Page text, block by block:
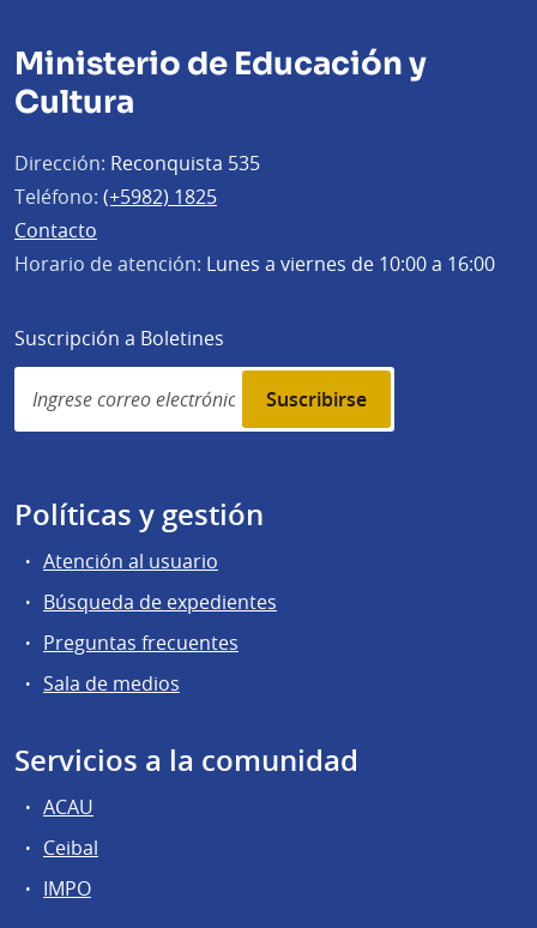
Ministerio de Educación y
Cultura
Dirección: Reconquista 535
Teléfono: (+5982) 1825
Contacto
Horario de atención: Lunes a viernes de 10:00 a 16:00
Suscripción a Boletines
Simplenews
subscription
Políticas y gestión
Atención al usuario
Búsqueda de expedientes
Preguntas frecuentes
Sala de medios
Servicios a la comunidad
ACAU
Ceibal
IMPO